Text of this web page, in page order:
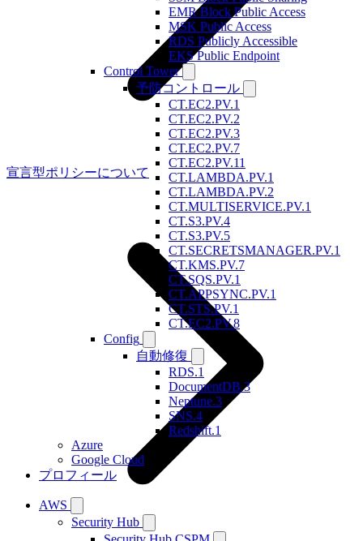
EMR Block Public Access
MSK Public Access
RDS Publicly Accessible
EKS Public Endpoint
Control Tower
予防コントロール
CT.EC2.PV.1
CT.EC2.PV.2
CT.EC2.PV.3
CT.EC2.PV.7
CT.EC2.PV.11
CT.LAMBDA.PV.1
CT.LAMBDA.PV.2
CT.MULTISERVICE.PV.1
CT.S3.PV.4
CT.S3.PV.5
CT.SECRETSMANAGER.PV.1
CT.KMS.PV.7
CT.SQS.PV.1
CT.APPSYNC.PV.1
CT.STS.PV.1
CT.EC2.PV.8
Config
自動修復
RDS.1
DocumentDB.3
Neptune.3
SNS.4
Redshift.1
Azure
Google Cloud
プロフィール
AWS
Security Hub
宣言型ポリシーについて